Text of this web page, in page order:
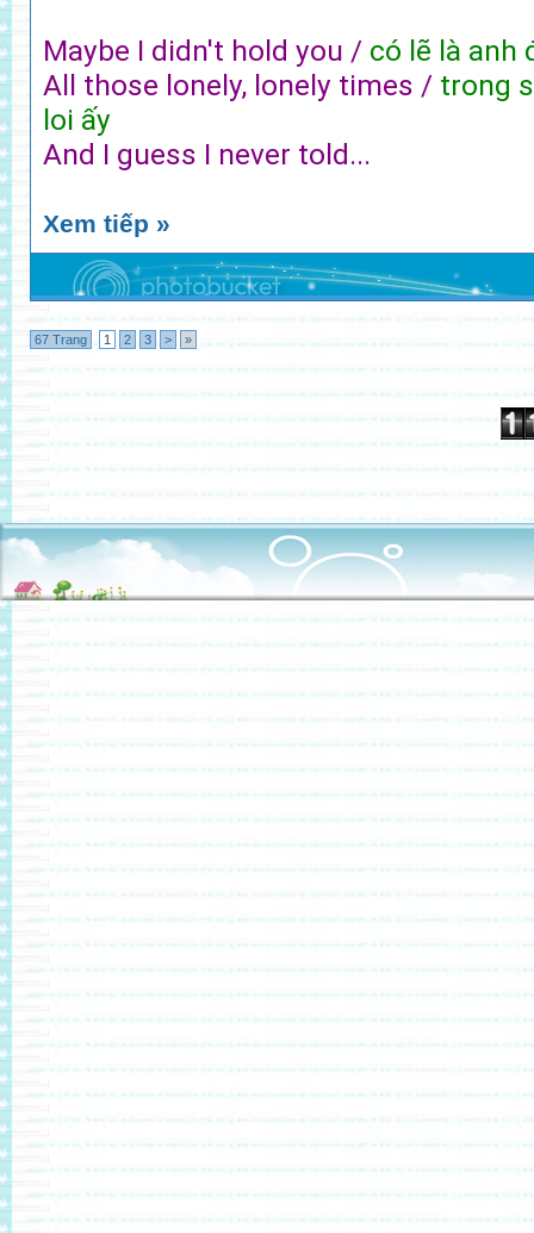
Maybe I didn't hold you / có lẽ là anh
All those lonely, lonely times / trong
loi ấy
And I guess I never told...
Xem tiếp »
67 Trang 1 2 3 > »